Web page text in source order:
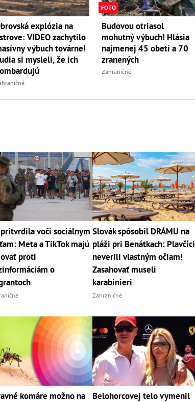
explózia na
VIDEO zachytilo
výbuch továrne!
si mysleli, že ich
FOTO
Budovou otriasol
mohutný výbuch! Hlásia
najmenej 45 obetí a 70
zranených
Zahraničné
pritvrdila voči sociálnym
Meta a TikTok majú
proti
o
Slovák spôsobil DRÁMU na
pláži pri Benátkach: Plavčíci
neverili vlastným očiam!
Zasahovať museli
karabinieri
Zahraničné
komáre možno na
Belohorcovej telo vymenil